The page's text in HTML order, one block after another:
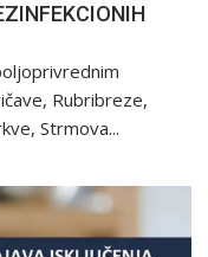
Rubribreze,
Strmova...